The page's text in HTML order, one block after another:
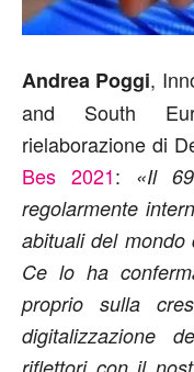
Andrea Poggi,
and South
rielaborazione di
Bes 2021: «Il
regolarmente
abituali del mondo
Ce lo ha
proprio sulla
digitalizzazione